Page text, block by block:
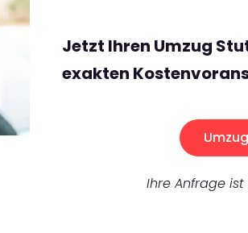
Jetzt Ihren Umzug
exakten
Ihre Anfrage ist